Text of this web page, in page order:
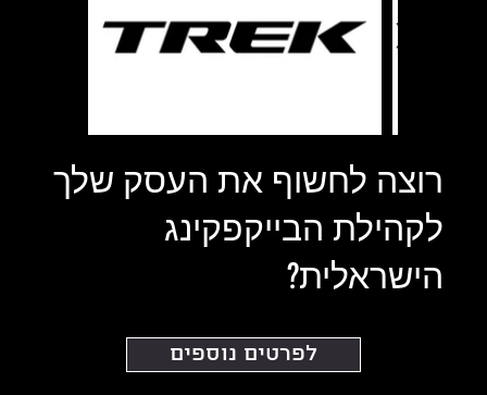
רוצה לחשוף את העסק שלך
לקהילת הבייקפקינג
הישראלית?
לפרטים נוספים